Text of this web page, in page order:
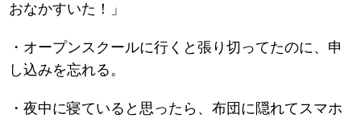
おなかすいた！」
・オープンスクールに行くと張り切ってたのに、申
し込みを忘れる。
・夜中に寝ていると思ったら、布団に隠れてスマホ